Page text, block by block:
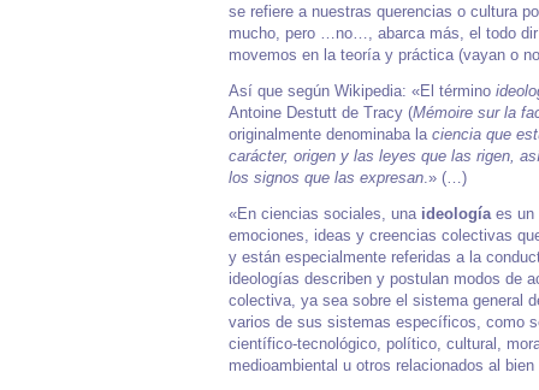
se refiere a nuestras querencias o cultura
mucho, pero …no…, abarca más, el todo
movemos en la teoría y práctica (vayan o
Así que según Wikipedia: «El término
Antoine Destutt de Tracy (Mémoire sur la
originalmente denominaba la ciencia que
carácter, origen y las leyes que las rigen,
los signos que las expresan .» (…)
«En ciencias sociales, una ideología es
emociones, ideas y creencias colectivas
y están especialmente referidas a la
ideologías describen y postulan modos de
colectiva, ya sea sobre el sistema general
varios de sus sistemas específicos, como
científico-tecnológico político cultural
medioambiental u otros relacionados al